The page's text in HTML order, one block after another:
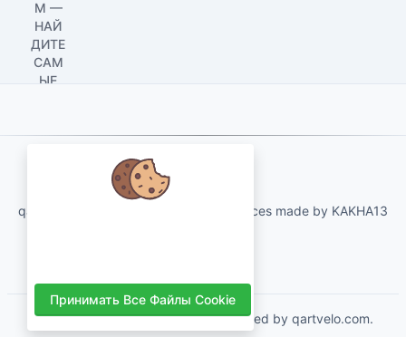
qartvelo.com free online tools and services made by KAKHA13
Copyrights © 2026. All Rights Reserved by qartvelo.com.
Принимать Все Файлы Cookie